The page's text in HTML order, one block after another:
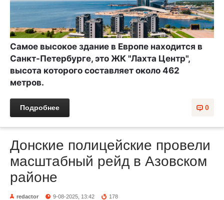
Самое высокое здание в Европе находится в
Санкт-Петербурге, это ЖК "Лахта Центр",
высота которого составляет около 462
метров.
0
Подробнее
Донские полицейские провели
масштабный рейд в Азовском
районе
redactor 9-08-2025, 13:42 178